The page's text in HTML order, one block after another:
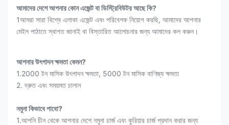
আমাদের দেশে আপনার কোন এজেন্ট বা ডিস্ট্রিবিউটর আছে কি?
1আমরা সারা বিশ্বে এলাকা এজেন্ট এবং পরিবেশক নিয়োগ করছি, আমাদের আপনার
মেইল পাঠাতে স্বাগত জানাই বা বিস্তারিত আলোচনার জন্য আমাদের কল করুন।
আপনার উৎপাদন ক্ষমতা কেমন?
1.2000 টন মাসিক উৎপাদন ক্ষমতা, 5000 টন মাসিক বাণিজ্য ক্ষমতা
2. দ্রুত এবং সময়মত চালান
নমুনা কিভাবে পাবো?
1.আপনি চীন থেকে আপনার দেশে নমুনা চার্জ এবং কুরিয়ার চার্জ প্রদান করার জন্য